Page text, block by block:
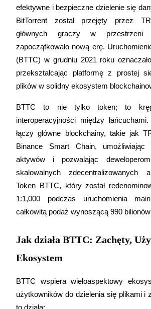
Kontrakty terminowe na USDC
Kontrakty futures wykorzystujące
Dołącz do najlepszych traderów
Ciesz się podziałem zysków i
efektywne i bezpieczne dzielenie się
BitTorrent został przejęty przez
głównych graczy w przestrzeni
zapoczątkowało nową erę.
(BTTC) w grudniu 2021 roku
przekształcając platformę z prostej
plików w solidny ekosystem
BTTC to nie tylko token; to
interoperacyjności między
łączy główne blockchainy, takie jak
Binance Smart Chain, umożliwiając
aktywów i pozwalając
skalowalnych zdecentralizowanych
Token BTTC, który został
1:1,000 podczas uruchomienia
całkowitą podaż wynoszącą 990
Jak działa BTTC: Zachęty,
Ekosystem
BTTC wspiera wieloaspektowy
użytkowników do dzielenia się plikami i
to działa: